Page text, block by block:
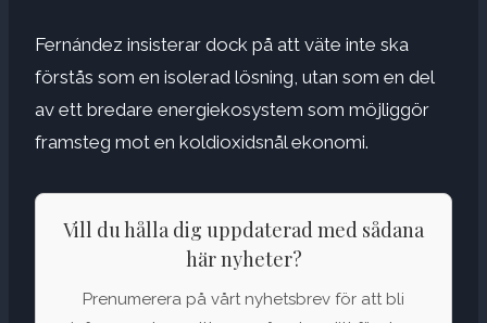
Fernández insisterar dock på att väte inte ska
förstås som en isolerad lösning, utan som en del
av ett bredare energiekosystem som möjliggör
framsteg mot en koldioxidsnål ekonomi.
Vill du hålla dig uppdaterad med sådana
här nyheter?
Prenumerera på vårt nyhetsbrev för att bli